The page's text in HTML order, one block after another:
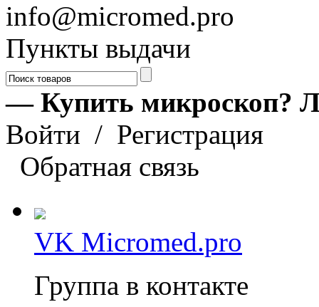
info@micromed.pro
Пункты выдачи
— Купить микроскоп?
Войти / Регистрация
Обратная связь
VK Micromed.pro
Группа в контакте